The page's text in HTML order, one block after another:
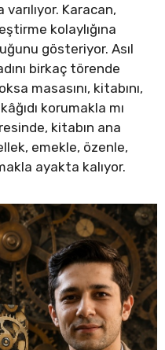
Karacan,
kolaylığına
gösteriyor. Asıl
birkaç törende
masasını, kitabını,
korumakla mı
kitabın ana
emekle, özenle,
ayakta kalıyor.